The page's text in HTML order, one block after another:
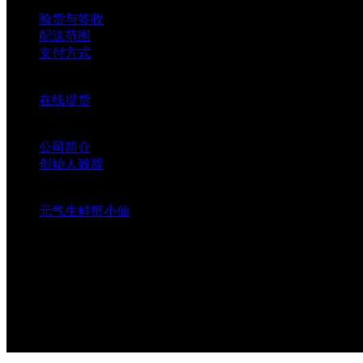
验货与签收
配送范围
支付方式
在线提货
公司简介
创始人致辞
元气生鲜蟹小仙